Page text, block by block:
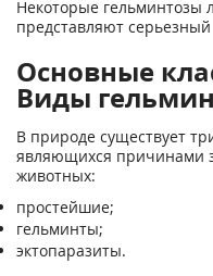
Некоторые гельминтозы
представляют
Основные
Виды
В природе существует
являющихся причинами
животных:
простейшие;
гельминты;
эктопаразиты.